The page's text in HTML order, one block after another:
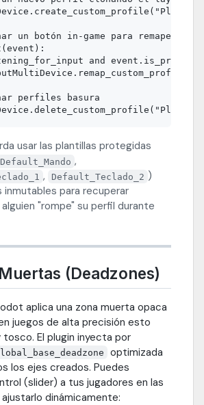
un botón in-game para remapearlo
and
perfiles basura
usar las plantillas protegidas
Default_Mando ,
, Default_Teclado_2 )
inmutables para recuperar
"rompe" su perfil durante
(Deadzones)
aplica una zona muerta opaca
juegos de alta precisión esto
El plugin inyecta por
optimizada
los ejes creados. Puedes
(slider) a tus jugadores en las
dinámicamente: